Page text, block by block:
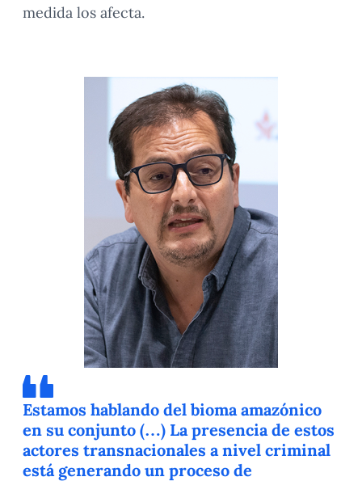
medida los afecta.
Estamos hablando del bioma amazónico
en su conjunto (…) La presencia de estos
actores transnacionales a nivel criminal
está generando un proceso de